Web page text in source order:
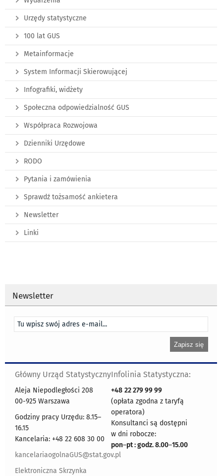
Urzędy statystyczne
100 lat GUS
Metainformacje
System Informacji Skierowującej
Infografiki, widżety
Społeczna odpowiedzialność GUS
Współpraca Rozwojowa
Dzienniki Urzędowe
RODO
Pytania i zamówienia
Sprawdź tożsamość ankietera
Newsletter
Linki
Newsletter
Główny Urząd Statystyczny
Aleja Niepodległości 208
00-925 Warszawa
Godziny pracy Urzędu: 8.15–
16.15
Kancelaria: +48 22 608 30 00
kancelariaogolnaGUS@stat.gov.pl
Elektroniczna Skrzynka
Infolinia Statystyczna:
+48 22 279 99 99
(opłata zgodna z taryfą
operatora)
Konsultanci są dostępni
w dni robocze:
pon–pt : godz. 8.00–15.00